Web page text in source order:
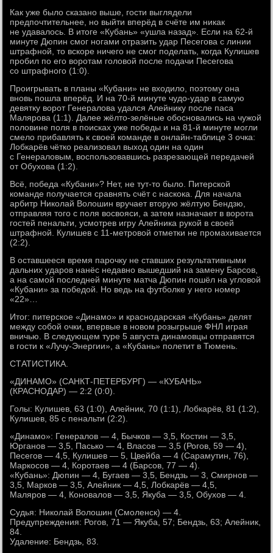
Как уже было сказано выше, гости выглядели
предпочтительнее, но выйти вперёд в счёте им никак
не удавалось. В итоге «Кубань» «ушла назад». Если на 62-й
минуте Дюпин смог ногами отразить удар Песегова с линии
штрафной, то вскоре ничего не смог поделать, когда Кулишев
пробил по его воротам головой после подачи Песегова
со штрафного (1:0).
Проигрывать в планы «Кубани» не входило, поэтому она
вновь пошла вперёд. И на 70-й минуте чудо-удар в самую
девятку ворот Генералова удался Алейнику после паса
Малярова (1:1). Далее жёлто-зелёные обосновались на чужой
половине поля в поисках уже победы и на 81-й минуте могли
смело прибавлять к своей команде в онлайн-таблице 3 очка:
Лобкарёв чётко реализовал выход один на один
с Генераловым, воспользовавшись разрезающей передачей
от Обухова (1:2).
Всё, победа «Кубани»? Нет, не тут-то было. Питерской
команде получается сравнять счёт с наскока. Для начала
арбитр Николай Волошин вручает вторую жёлтую Бендзю,
отправляя того с поля восвояси, а затем назначает в ворота
гостей пенальти, усмотрев игру Алейника рукой в своей
штрафной. Кулишев с 11-метровой отметки не промахивается
(2:2).
В оставшееся время парочку не ставших результативными
дальних ударов нанёс недавно вышедший на замену Барсов,
а на самой последней минуте матча Дюпин пошёл на угловой
«Кубани» за победой. Но ведь на футболке у него номер
«22»…
Итог: питерское «Динамо» и краснодарская «Кубань» делят
между собой очки, впервые в новом розыгрыше ФНЛ играя
вничью. В следующем туре 5 августа динамовцы отправятся
в гости к «Лучу-Энергии», а «Кубань» полетит в Тюмень.
СТАТИСТИКА.
«ДИНАМО» (САНКТ-ПЕТЕРБУРГ) — «КУБАНЬ»
(КРАСНОДАР) — 2:2 (0:0).
Голы: Кулишев, 63 (1:0), Алейник, 70 (1:1), Лобкарёв, 81 (1:2),
Кулишев, 85 с пенальти (2:2).
«Динамо»: Генералов — 4, Бычков — 3,5, Костин — 3,5,
Юрганов — 3,5, Пасько — 4, Власов — 3,5 (Рогов, 59 — 4),
Песегов — 4,5, Кулишев — 5, Цвейба — 4 (Сарамутин, 76),
Маркосов — 4, Коротаев — 4 (Барсов, 77 — 4).
«Кубань»: Дюпин — 4, Бугаев — 3,5, Бендзь — 3, Смирнов —
3,5, Марков — 3,5, Алейник — 4,5, Лобкарёв — 4,5,
Маляров — 4, Коновалов — 3,5, Якуба — 3,5, Обухов — 4.
Судья: Николай Волошин (Смоленск) — 4.
Предупреждения: Рогов, 71 — Якуба, 57; Бендзь, 63; Алейник,
84.
Удаление: Бендзь, 83.